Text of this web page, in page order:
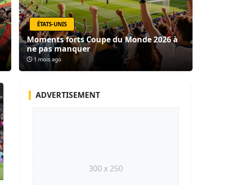
ÉTATS-UNIS
Moments forts Coupe du Monde 2026 à
ne pas manquer
1 mois ago
ADVERTISEMENT
300 x 250